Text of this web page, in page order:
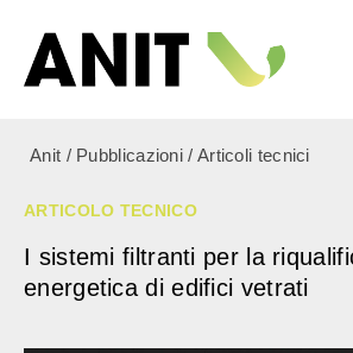
Anit / Pubblicazioni / Articoli tecnici
ARTICOLO TECNICO
I sistemi filtranti per la
energetica di edifici vetrati